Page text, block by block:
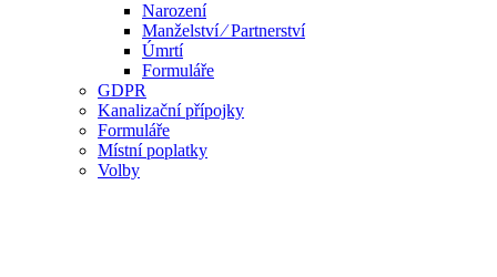
Narození
Manželství ⁄ Partnerství
Úmrtí
Formuláře
GDPR
Kanalizační přípojky
Formuláře
Místní poplatky
Volby